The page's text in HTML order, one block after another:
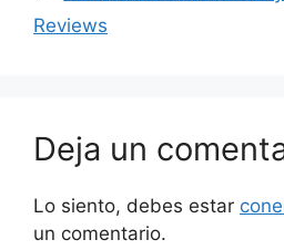
Reviews
Deja un
Lo siento, debes estar
un comentario.